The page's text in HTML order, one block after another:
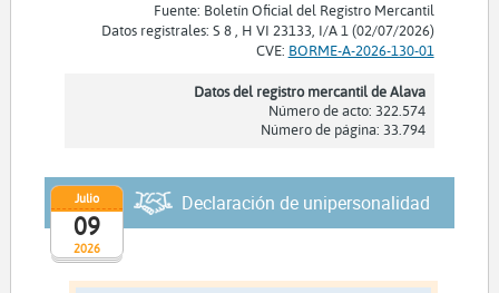
Fuente: Boletín Oficial del Registro Mercantil
Datos registrales: S 8 , H VI 23133, I/A 1 (02/07/2026)
CVE: BORME-A-2026-130-01
Datos del registro mercantil de Alava
Número de acto: 322.574
Número de página: 33.794
2026
Julio
09
Declaración de unipersonalidad